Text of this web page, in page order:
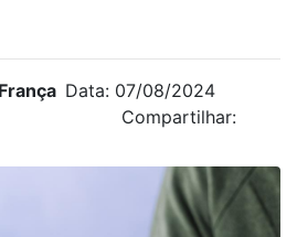
Data: 07/08/2024
Compartilhar: